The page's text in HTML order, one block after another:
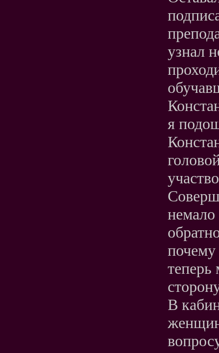
узнал
я
немало
почему
теперь
В